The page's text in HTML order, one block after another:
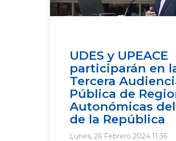
UDES y UPEACE
participarán en
Tercera
Pública de
Autonómicas
de la República
Lunes, 26 Febrero 2024 11:36